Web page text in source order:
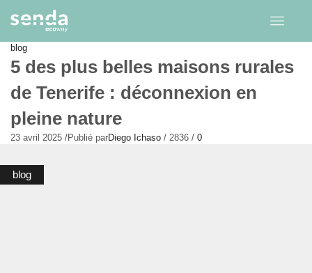
blog
5 des plus belles maisons rurales
de Tenerife : déconnexion en
pleine nature
23 avril 2025 /Publié parDiego Ichaso / 2836 / 0
blog